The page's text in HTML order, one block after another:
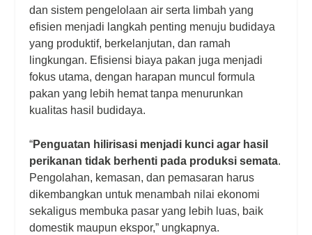
dan sistem pengelolaan air serta limbah yang
efisien menjadi langkah penting menuju budidaya
yang produktif, berkelanjutan, dan ramah
lingkungan. Efisiensi biaya pakan juga menjadi
fokus utama, dengan harapan muncul formula
pakan yang lebih hemat tanpa menurunkan
kualitas hasil budidaya.
“Penguatan hilirisasi menjadi kunci agar hasil
perikanan tidak berhenti pada produksi semata.
Pengolahan, kemasan, dan pemasaran harus
dikembangkan untuk menambah nilai ekonomi
sekaligus membuka pasar yang lebih luas, baik
domestik maupun ekspor,” ungkapnya.